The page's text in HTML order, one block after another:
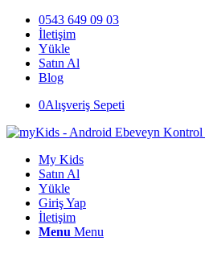
0543 649 09 03
İletişim
Yükle
Satın Al
Blog
0Alışveriş Sepeti
My Kids
Satın Al
Yükle
Giriş Yap
İletişim
Menu Menu